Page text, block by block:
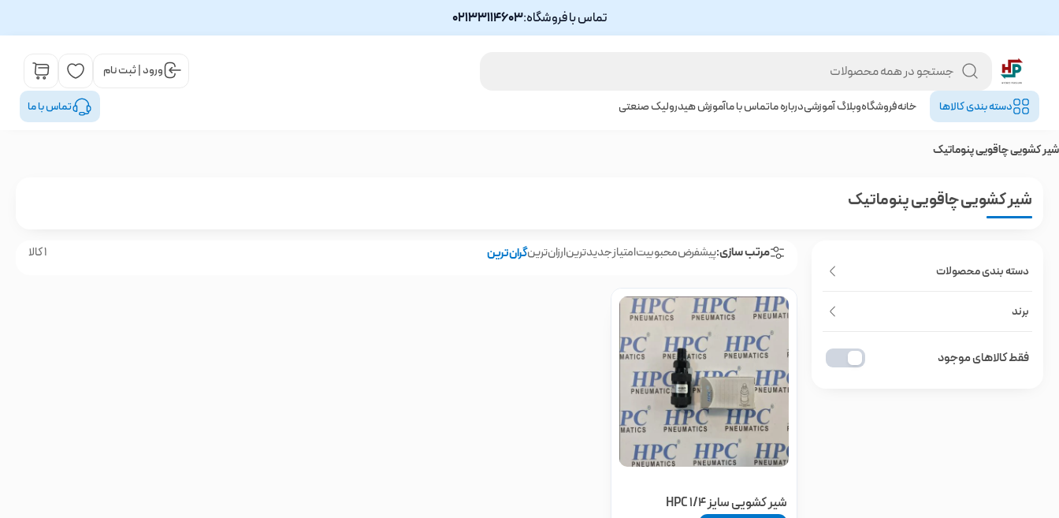
تماس با فروشگاه:02133114603
ورود | ثبت نام
دسته بندی کالا‌ها خانهفروشگاهوبلاگ آموزشیدرباره ماتماس با ماآموزش هیدرولیک صنعتی تماس با ما
شیر کشویی چاقویی پنوماتیک
شیر کشویی چاقویی پنوماتیک
دسته بندی محصولات
برند
فقط کالاهای موجود
مرتب سازی:پیشفرضمحبوبیتامتیازجدیدترینارزان‌ترینگران‌ترین 1 کالا
شیر کشویی سایز 1/4 HPC